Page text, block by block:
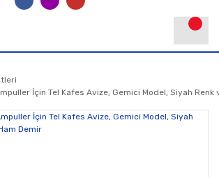
İçin Tel Kafes Avize, Gemici Model, Siyah Renk